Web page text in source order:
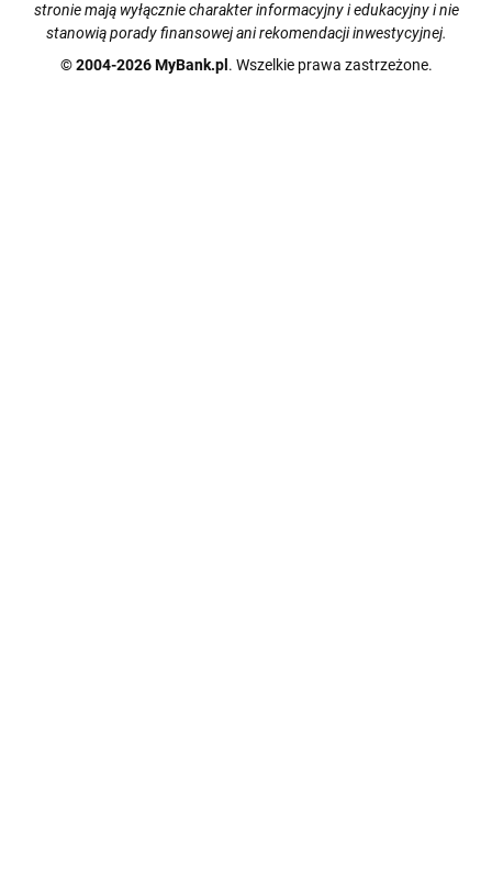
stronie mają wyłącznie charakter informacyjny i edukacyjny i nie
stanowią porady finansowej ani rekomendacji inwestycyjnej.
© 2004-2026 MyBank.pl . Wszelkie prawa zastrzeżone.